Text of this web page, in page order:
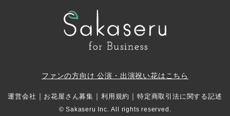
ファンの方向け 公演・出演祝い花はこちら
運営会社 ｜ お花屋さん募集 ｜ 利用規約 ｜ 特定商取引法に関する記述
© Sakaseru Inc. All rights reserved.